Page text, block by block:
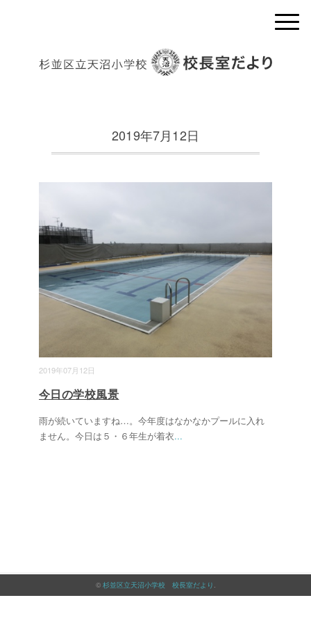
2019年7月12日
2019年07月12日
今日の学校風景
雨が続いていますね…。今年度はなかなかプールに入れ
ません。今日は５・６年生が着衣...
© 杉並区立天沼小学校 校長室だより .